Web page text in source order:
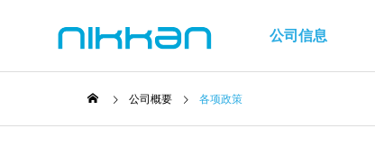
公司信息
公司概要 各项政策